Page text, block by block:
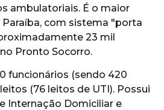
ambulatoriais. É o maior
com sistema "porta
23 mil
Pronto Socorro.
funcionários (sendo 420
(76 leitos de UTI). Possui
Internação Domiciliar e